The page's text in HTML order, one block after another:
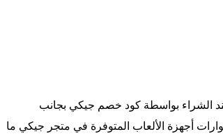
الشراء بواسطة كود خصم جيكي بجانب
أجهزة الألعاب المتوفرة في متجر جيكي ما